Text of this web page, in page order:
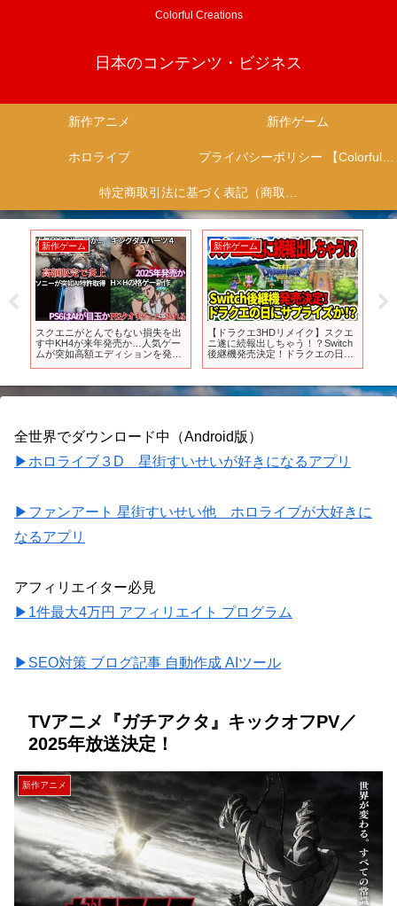
Colorful Creations
日本のコンテンツ・ビジネス
新作アニメ 新作ゲーム
ホロライブ プライバシーポリシー 【Colorful Creation】
特定商取引法に基づく表記（商取引に関する開示）
新作ゲーム
スクエニがとんでもない損失を出
す中KH4が来年発売か…人気ゲー
ムが突如高額エディションを発表
はAI機能が目玉になりそう
新作ゲーム
【ドラクエ3HDリメイク】スクエ
ニ遂に続報出しちゃう！？Switch
後継機発売決定！ドラクエの日に
全世界でダウンロード中（Android版）
▶ホロライブ３D 星街すいせいが好きになるアプリ
▶ファンアート 星街すいせい他 ホロライブが大好きに
なるアプリ
アフィリエイター必見
▶1件最大4万円 アフィリエイト プログラム
▶SEO対策 ブログ記事 自動作成 AIツール
TVアニメ『ガチアクタ』キックオフPV／
2025年放送決定！
新作アニメ